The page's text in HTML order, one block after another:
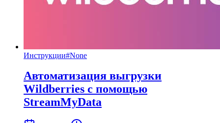
Инструкции#None
Автоматизация выгрузки
Wildberries с помощью
StreamMyData